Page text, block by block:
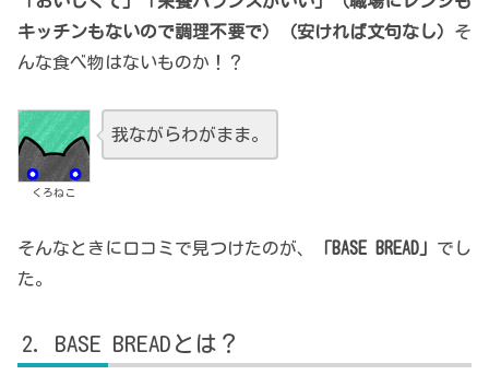
キッチンもないので調理不要で）（安ければ文句なし） そ
んな食べ物はないものか！？
くろねこ
我ながらわがまま。
そんなときに口コミで見つけたのが、 「BASE BREAD」 でし
た。
BASE BREADとは？